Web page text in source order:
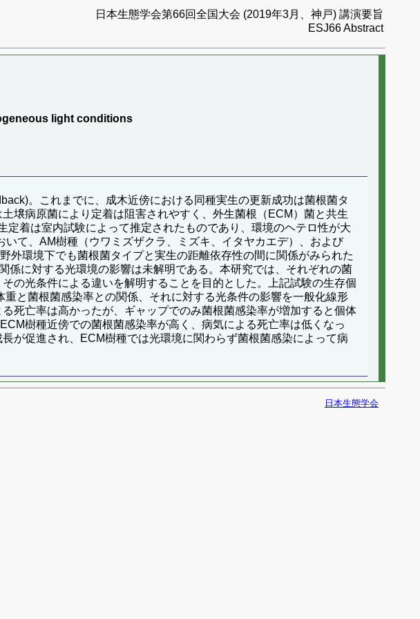
日本生態学会第66回全国大会 (2019年3月、神戸) 講演要旨
ESJ66 Abstract
light conditions
。これまでに、成木近傍における同種実生の更新成功は菌根菌タ
壌病原菌により定着は阻害されやすく、外生菌根（ECM）菌と共生
着は室内試験によって推定されたものであり、環境のヘテロ性が大
て、AM樹種（ウワミズザクラ、ミズキ、イタヤカエデ）、および
外環境下でも菌根菌タイプと実生の距離依存性の間に関係がみられた
係に対する光環境の影響は未解明である。本研究では、それぞれの菌
の光条件による違いを解明することを目的とした。上記試験の生存個
と菌根菌感染率との関係、それに対する光条件の影響を一般化線形
死亡率は高かったが、ギャップでのみ菌根菌感染率が増加すると個体
樹種近傍での菌根菌感染率が高く、病気による死亡率は低くなっ
が促進され、ECM樹種では光環境に関わらず菌根菌感染によって病
日本生態学会